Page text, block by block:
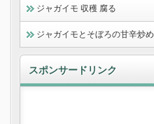
ジャガイモ 収穫 腐る
ジャガイモとそぼろの甘辛炒め
スポンサードリンク